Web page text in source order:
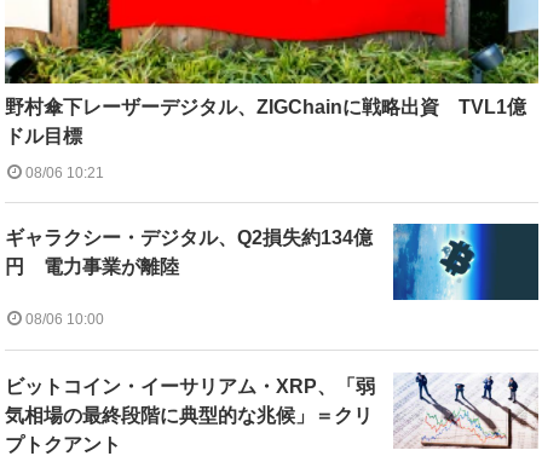
野村傘下レーザーデジタル、ZIGChainに戦略出資 TVL1億
ドル目標
08/06 10:21
ギャラクシー・デジタル、Q2損失約134億
円 電力事業が離陸
08/06 10:00
ビットコイン・イーサリアム・XRP、「弱
気相場の最終段階に典型的な兆候」＝クリ
プトクアント